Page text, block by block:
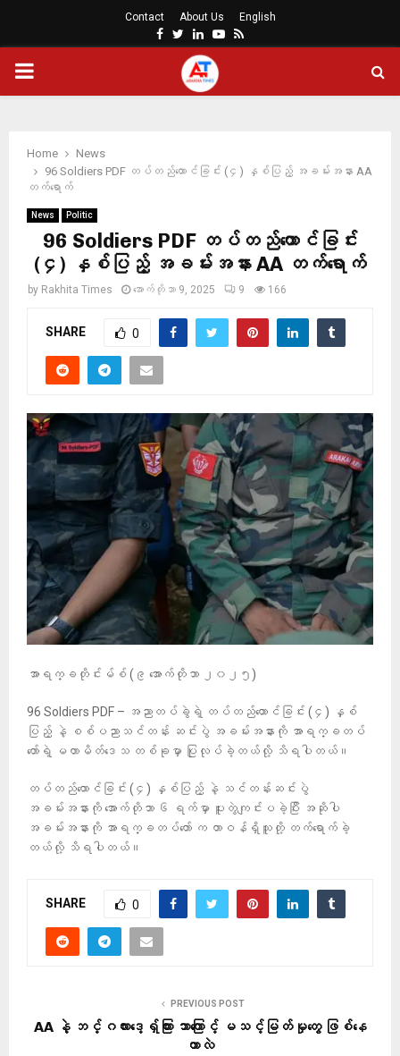
Contact About Us English
Facebook
Twitter
LinkedinYoutube
Rss
PRIMARY
Home
News
96 Soldiers PDF တပ်တည်ထောင်ခြင်း (၄) နှစ်ပြည့် အခမ်းအနား AA
တက်ရောက်
News Politic
96 Soldiers PDF တပ်တည်ထောင်ခြင်း
(၄) နှစ်ပြည့် အခမ်းအနား AA တက်ရောက်
by Rakhita Times အောက်တိုဘာ 9, 2025 9 166
SHARE 0
အာရက္ခတိုင်းမ်စ် (၉ အောက်တိုဘာ ၂၀၂၅)
96 Soldiers PDF – အညာတပ်ခွဲရဲ့ တပ်တည်ထောင်ခြင်း (၄) နှစ်
ပြည့် နဲ့ စစ်ပညာသင်တန်း ဆင်းပွဲ အခမ်းအနားကို အာရက္ခတပ်
တော်ရဲ့ မဟာမိတ်ဒေသ တစ်ခုမှာ ပြုလုပ်ခဲ့တယ်လို့ သိရပါတယ်။
တပ်တည်ထောင်ခြင်း (၄) နှစ်ပြည့် နဲ့ သင်တန်းဆင်းပွဲ
အခမ်းအနားကို အောက်တိုဘာ ၆ ရက်မှာ ပူးတွဲကျင်းပခဲ့ပြီး အဆိုပါ
အခမ်းအနားကို အာရက္ခတပ်တော် က တာဝန်ရှိသူတို့ တက်ရောက်ခဲ့
တယ်လို့ သိရပါတယ်။
SHARE 0
PREVIOUS POST
AA နဲ့ ဘင်္ဂလားဒေ့ရှ်ကြား ဘာကြောင့် မသင့်မြတ်မှုတွေ ဖြစ်နေ
တာလဲ